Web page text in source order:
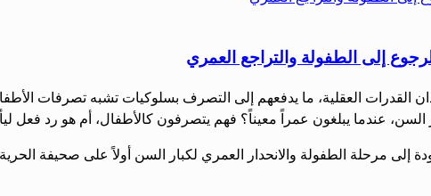
إلى الطفولة والتراجع العمري
القدرات العقلية، ما يدفعهم إلى التصرف بسلوكيات تشبه تصرفات
السن، عندما يبلغون عمراً معيناً؟ فهم يتصرفون كالأطفال، أم هو رد
إلى مرحلة الطفولة والانحدار العمري لكبار السن أولاً على صحيفة